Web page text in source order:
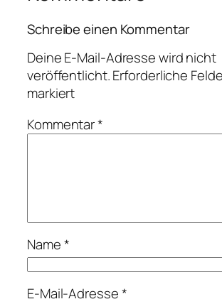
Schreibe einen Kommentar
Deine E-Mail-Adresse wird nicht
veröffentlicht.Erforderliche
markiert
Kommentar*
Name*
E-Mail-Adresse*